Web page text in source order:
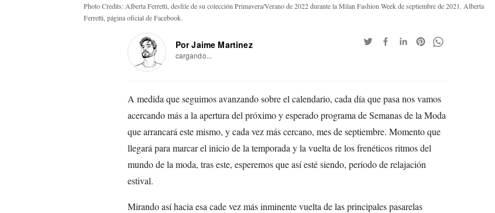
Photo Credits: Alberta Ferretti, desfile de su colección Primavera/Verano de 2022 durante la Milan Fashion Week de septiembre de 2021. Alberta
Ferretti, página oficial de Facebook.
Por Jaime Martinez
cargando...
A medida que seguimos avanzando sobre el calendario, cada día que pasa nos vamos
acercando más a la apertura del próximo y esperado programa de Semanas de la Moda
que arrancará este mismo, y cada vez más cercano, mes de septiembre. Momento que
llegará para marcar el inicio de la temporada y la vuelta de los frenéticos ritmos del
mundo de la moda, tras este, esperemos que así esté siendo, periodo de relajación
estival.
Mirando así hacia esa cade vez más inminente vuelta de las principales pasarelas